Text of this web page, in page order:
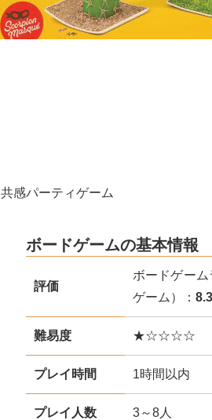
感パーティゲーム
ボードゲームの基本情報
評価
ボードゲー
ゲーム）：
難易度 ★☆☆☆☆
プレイ時間 1時間以内
プレイ人数 3～8人